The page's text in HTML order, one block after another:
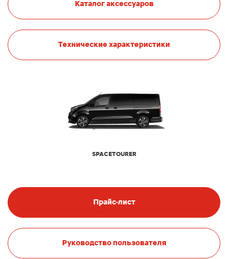
Каталог аксессуаров
Технические характеристики
SPACETOURER
Прайс-лист
Руководство пользователя